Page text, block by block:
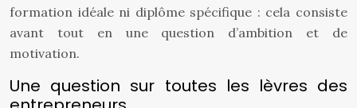
formation idéale ni diplôme spécifique : cela consiste
avant tout en une question d’ambition et de
motivation.
Une question sur toutes les lèvres des